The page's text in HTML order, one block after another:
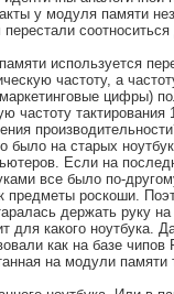
у модуля памяти
используется
частоту, а
цифры)
частоту
на старых
Если на
все было по-
роскоши.
держать руку на
какого ноутбука.
как на базе чипов
на модули памяти